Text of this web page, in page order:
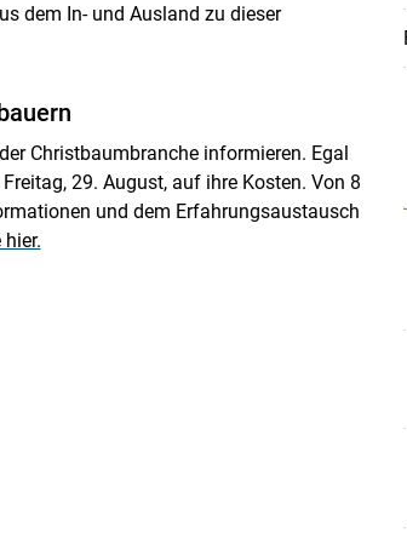
dem In- und Ausland zu dieser
Christbaumbranche informieren. Egal
29. August, auf ihre Kosten. Von 8
und dem Erfahrungsaustausch